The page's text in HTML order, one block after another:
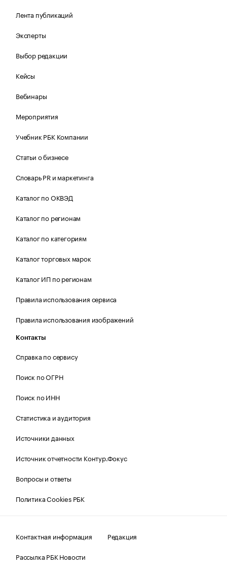
Лента публикаций
Эксперты
Выбор редакции
Кейсы
Вебинары
Мероприятия
Учебник РБК Компании
Статьи о бизнесе
Словарь PR и маркетинга
Каталог по ОКВЭД
Каталог по регионам
Каталог по категориям
Каталог торговых марок
Каталог ИП по регионам
Правила использования сервиса
Правила использования изображений
Контакты
Справка по сервису
Поиск по ОГРН
Поиск по ИНН
Статистика и аудитория
Источники данных
Источник отчетности Контур.Фокус
Вопросы и ответы
Политика Cookies РБК
Контактная информация
Редакция
Рассылка РБК Новости